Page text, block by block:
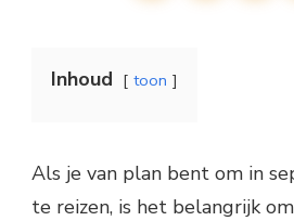
Inhoud toon
Als je van plan bent om in
te reizen, is het belangrijk